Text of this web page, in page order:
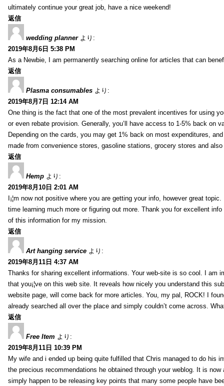
ultimately continue your great job, have a nice weekend!
返信
wedding planner より:
2019年8月6日 5:38 PM
As a Newbie, I am permanently searching online for articles that can
返信
Plasma consumables より:
2019年8月7日 12:14 AM
One thing is the fact that one of the most prevalent incentives for using
or even rebate provision. Generally, you’ll have access to 1-5% back on
Depending on the cards, you may get 1% back on most expenditures,
made from convenience stores, gasoline stations, grocery stores and also
返信
Hemp より:
2019年8月10日 2:01 AM
I¡¦m now not positive where you are getting your info, however great
time learning much more or figuring out more. Thank you for excellent
of this information for my mission.
返信
Art hanging service より:
2019年8月11日 4:37 AM
Thanks for sharing excellent informations. Your web-site is so cool. I am
that you¡¦ve on this web site. It reveals how nicely you understand this
website page, will come back for more articles. You, my pal, ROCK! I
already searched all over the place and simply couldn’t come across.
返信
Free Item より:
2019年8月11日 10:39 PM
My wife and i ended up being quite fulfilled that Chris managed to do his
the precious recommendations he obtained through your weblog. It is now
simply happen to be releasing key points that many some people have